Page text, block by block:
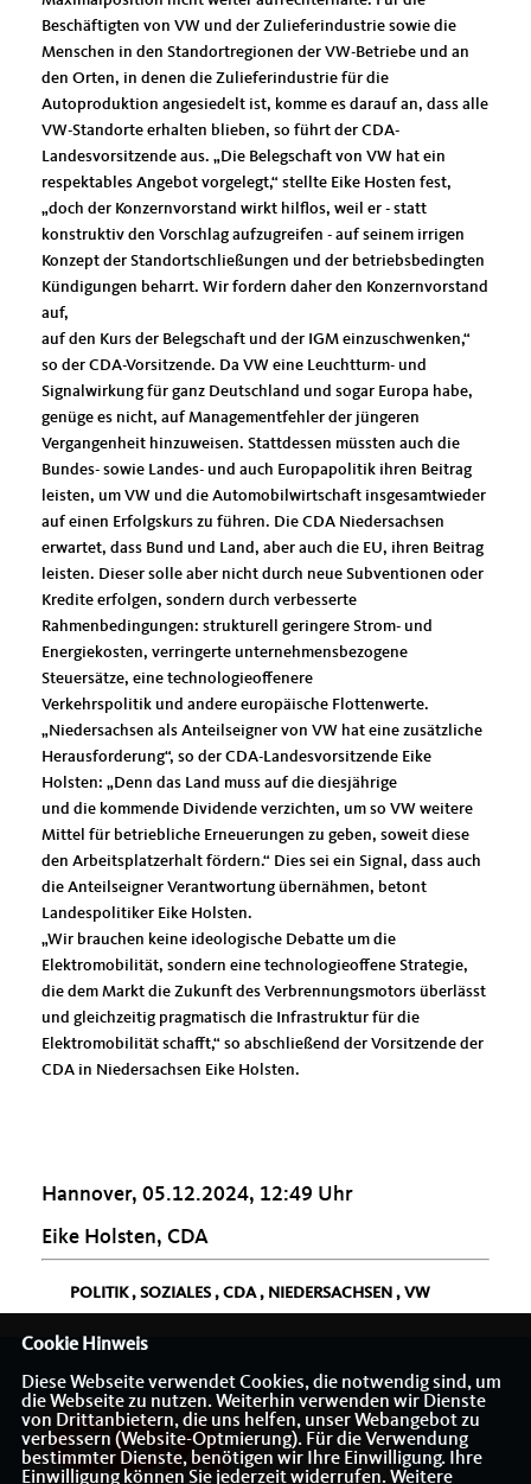
Beschäftigten von VW und der Zulieferindustrie sowie die
Menschen in den Standortregionen der VW-Betriebe und an
den Orten, in denen die Zulieferindustrie für die
Autoproduktion angesiedelt ist, komme es darauf an, dass alle
VW-Standorte erhalten blieben, so führt der CDA-
Landesvorsitzende aus. „Die Belegschaft von VW hat ein
respektables Angebot vorgelegt,“ stellte Eike Hosten fest,
doch der Konzernvorstand wirkt hilflos, weil er - statt
konstruktiv den Vorschlag aufzugreifen - auf seinem irrigen
Konzept der Standortschließungen und der betriebsbedingten
Kündigungen beharrt. Wir fordern daher den Konzernvorstand
auf,
auf den Kurs der Belegschaft und der IGM einzuschwenken,“
so der CDA-Vorsitzende. Da VW eine Leuchtturm- und
Signalwirkung für ganz Deutschland und sogar Europa habe,
genüge es nicht, auf Managementfehler der jüngeren
Vergangenheit hinzuweisen. Stattdessen müssten auch die
Bundes- sowie Landes- und auch Europapolitik ihren Beitrag
leisten, um VW und die Automobilwirtschaft insgesamtwieder
auf einen Erfolgskurs zu führen. Die CDA Niedersachsen
erwartet, dass Bund und Land, aber auch die EU, ihren Beitrag
leisten. Dieser solle aber nicht durch neue Subventionen oder
Kredite erfolgen, sondern durch verbesserte
Rahmenbedingungen: strukturell geringere Strom- und
Energiekosten, verringerte unternehmensbezogene
Steuersätze, eine technologieoffenere
Verkehrspolitik und andere europäische Flottenwerte.
Niedersachsen als Anteilseigner von VW hat eine zusätzliche
Herausforderung“, so der CDA-Landesvorsitzende Eike
Holsten: „Denn das Land muss auf die diesjährige
und die kommende Dividende verzichten, um so VW weitere
Mittel für betriebliche Erneuerungen zu geben, soweit diese
den Arbeitsplatzerhalt fördern.“ Dies sei ein Signal, dass auch
die Anteilseigner Verantwortung übernähmen, betont
Landespolitiker Eike Holsten.
Wir brauchen keine ideologische Debatte um die
Elektromobilität, sondern eine technologieoffene Strategie,
die dem Markt die Zukunft des Verbrennungsmotors überlässt
und gleichzeitig pragmatisch die Infrastruktur für die
Elektromobilität schafft,“ so abschließend der Vorsitzende der
CDA in Niedersachsen Eike Holsten.
Hannover, 05.12.2024, 12:49 Uhr
Eike Holsten, CDA
POLITIK, SOZIALES, CDA, NIEDERSACHSEN, VW
Cookie Hinweis
Diese Webseite verwendet Cookies, die notwendig sind, um
die Webseite zu nutzen. Weiterhin verwenden wir Dienste
von Drittanbietern, die uns helfen, unser Webangebot zu
verbessern (Website-Optmierung). Für die Verwendung
bestimmter Dienste, benötigen wir Ihre Einwilligung. Ihre
Einwilligung können Sie jederzeit widerrufen. Weitere